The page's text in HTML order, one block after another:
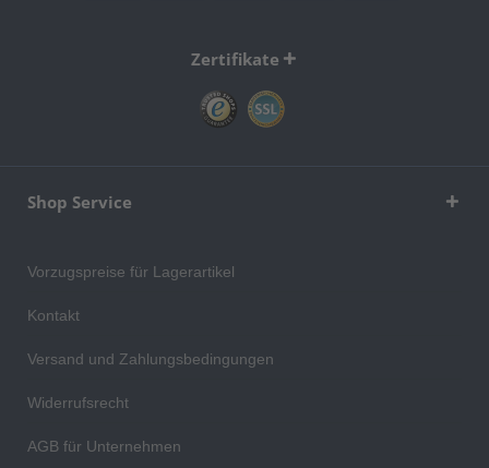
Zertifikate
Shop Service
Vorzugspreise für Lagerartikel
Kontakt
Versand und Zahlungsbedingungen
Widerrufsrecht
AGB für Unternehmen